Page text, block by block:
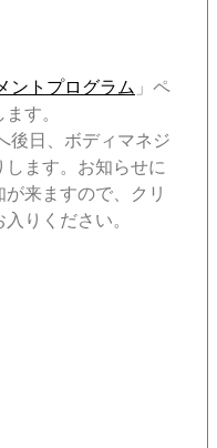
トプログラム 」ペ
す。
後日、ボディマネジ
ます。お知らせに
が来ますので、クリ
りください。